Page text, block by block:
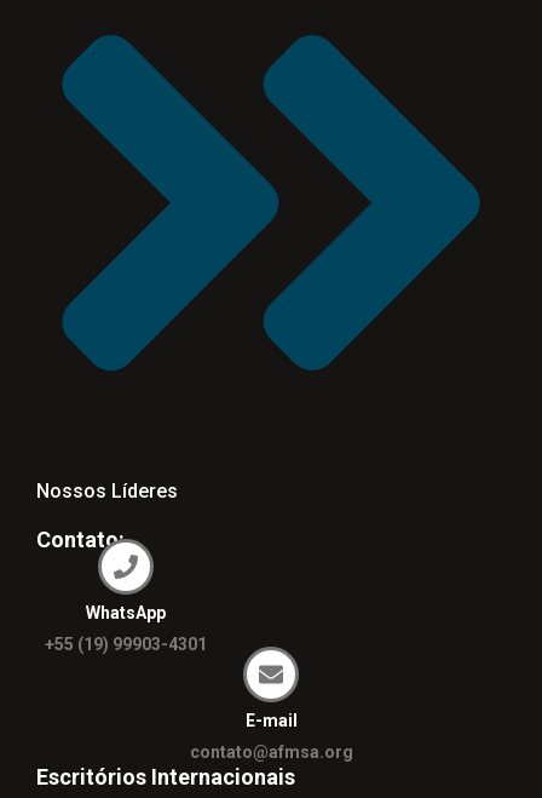
Nossos Líderes
Contato:
WhatsApp
+55 (19) 99903-4301
E-mail
contato@afmsa.org
Escritórios Internacionais